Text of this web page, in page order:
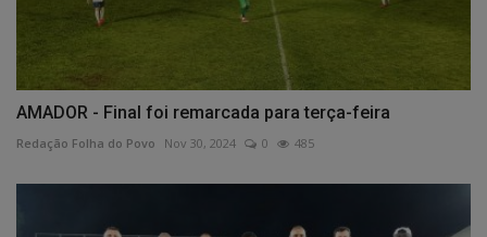
AMADOR - Final foi remarcada para terça-feira
Redação Folha do Povo Nov 30, 2024 0 485